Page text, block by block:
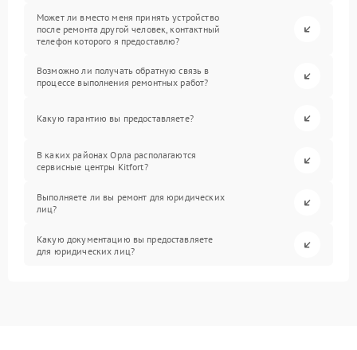
Может ли вместо меня принять устройство
после ремонта другой человек, контактный
телефон которого я предоставлю?
Возможно ли получать обратную связь в
процессе выполнения ремонтных работ?
Какую гарантию вы предоставляете?
В каких районах Орла располагаются
сервисные центры Kitfort?
Выполняете ли вы ремонт для юридических
лиц?
Какую документацию вы предоставляете
для юридических лиц?